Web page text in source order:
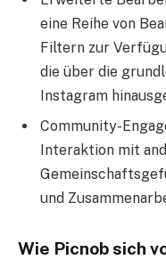
eine Reihe von
Filtern zur
die über die
Instagram
Community-
Interaktion mit
und
Wie Picnob sich